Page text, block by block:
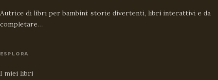
Autrice di libri per bambini: storie divertenti, libri interattivi e da
completare…
ESPLORA
I miei libri